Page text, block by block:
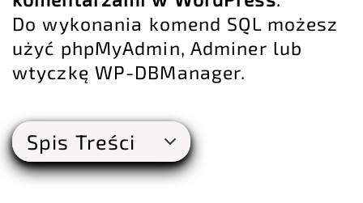
Do wykonania komend SQL możesz
użyć phpMyAdmin, Adminer lub
wtyczkę WP-DBManager.
Spis Treści